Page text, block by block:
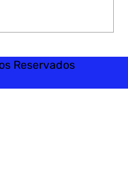
Reservados